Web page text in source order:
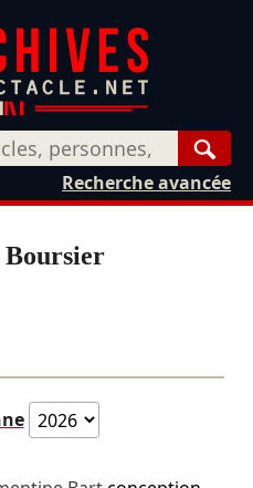
Recherche avancée
Boursier